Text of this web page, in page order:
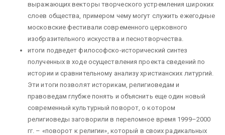
выражающих векторы творческого устремления широких
слоев общества, примером чему могут служить ежегодные
московские фестивали современного церковного
изобразительного искусства и песнотворчества.
итоги подведет философско-исторический синтез
полученных в ходе осуществления проекта сведений по
истории и сравнительному анализу христианских литургий.
Эти итоги позволят историкам, религиоведам и
правоведам глубже понять и объяснить еще один новый
современный культурный поворот, о котором
религиоведы заговорили в переломное время 1999–2000
гг. – «поворот к религии», который в своих радикальных